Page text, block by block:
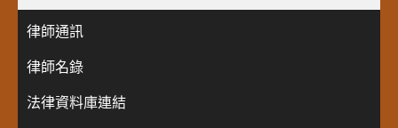
律師通訊
律師名錄
法律資料庫連結